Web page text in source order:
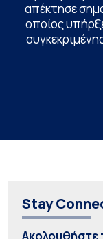
απέκτησε
οποίος
Stay
Ακολουθήστε